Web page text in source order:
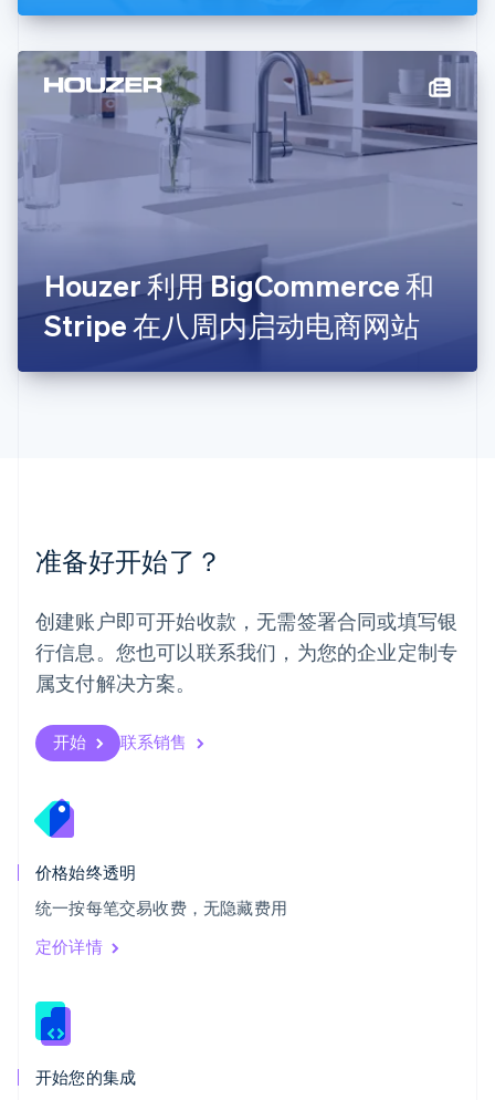
Houzer 利用 BigCommerce 和
Stripe 在八周内启动电商网站
准备好开始了？
创建账户即可开始收款，无需签署合同或填写银
行信息。您也可以联系我们，为您的企业定制专
属支付解决方案。
开始 联系销售
价格始终透明
统一按每笔交易收费，无隐藏费用
定价详情
开始您的集成
克罗地亚
拉脱维亚
English
立陶宛
English
Deutsch
马尔他
English
马来西亚
English 简体中文
美国
日本
日本語English
SvenskaEnglish
瑞士
DeutschFrançais ItalianoEnglish
塞浦路斯
斯洛伐克
English
English
泰国
ไทย
希腊
English
西班牙
Español
新加坡
新西兰
匈牙利
English